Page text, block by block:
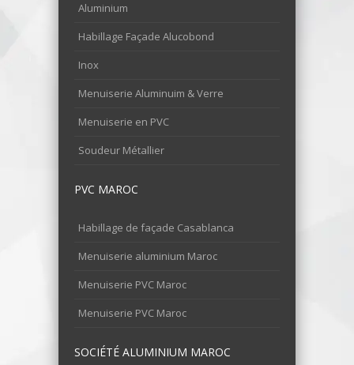
Aluminium
Habillage Façade Alucobond
Inox
Menuiserie Aluminuim & Verre
Menuiserie en PVC
Soudeur Métallier
PVC MAROC
Habillage de façade Casablanca
Menuiserie aluminium Maroc
Menuiserie PVC Maroc
Menuiserie PVC Maroc
SOCIÉTÉ ALUMINIUM MAROC